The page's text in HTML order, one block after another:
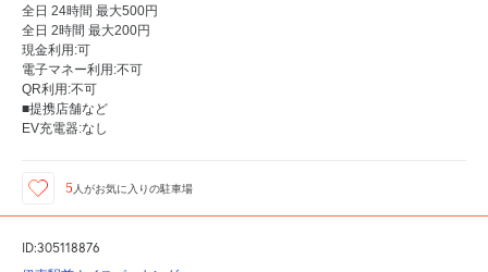
全日 24時間 最大500円
全日 2時間 最大200円
現金利用:可
電子マネー利用:不可
QR利用:不可
■提携店舗など
EV充電器:なし
5 人がお気に入りの駐車場
ID:305118876